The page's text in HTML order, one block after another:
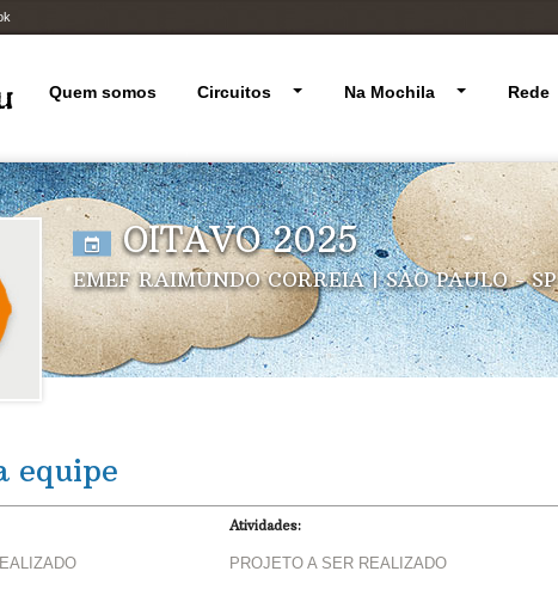
Quem somos Circuitos Na Mochila Rede
OITAVO 2025
EMEF RAIMUNDO CORREIA | SAO PAULO - SP
equipe
Atividades:
PROJETO A SER REALIZADO